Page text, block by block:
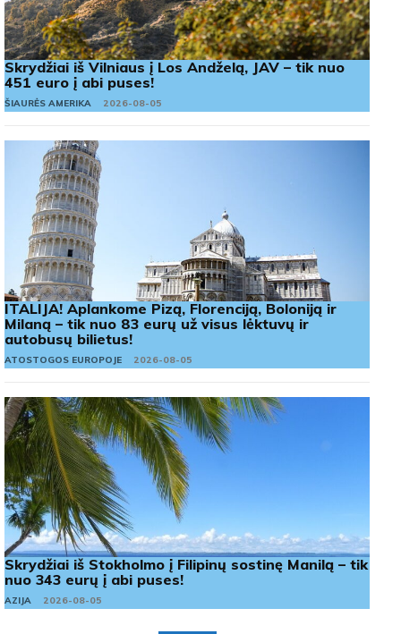
Skrydžiai iš Vilniaus į Los Andželą, JAV – tik nuo
451 euro į abi puses!
ŠIAURĖS AMERIKA 2026-08-05
ITALIJA! Aplankome Pizą, Florenciją, Boloniją ir
Milaną – tik nuo 83 eurų už visus lėktuvų ir
autobusų bilietus!
ATOSTOGOS EUROPOJE 2026-08-05
Skrydžiai iš Stokholmo į Filipinų sostinę Manilą – tik
nuo 343 eurų į abi puses!
AZIJA 2026-08-05